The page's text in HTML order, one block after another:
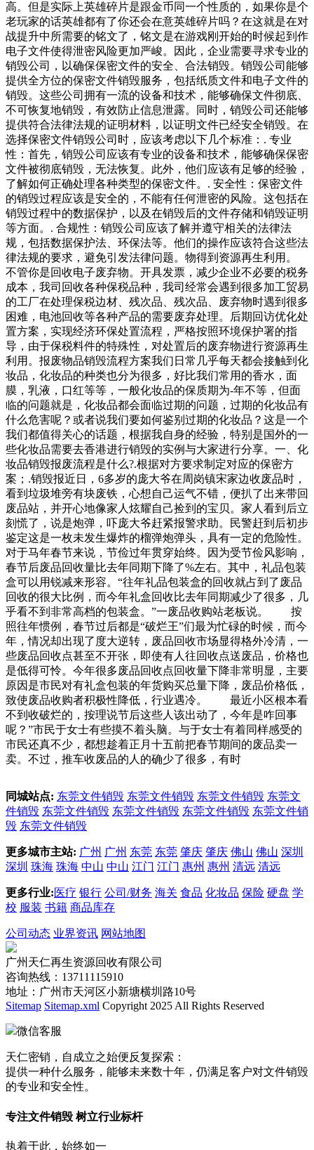
高。但是实际上英雄碎片是跟金币同一个性质的，如果你是个
老玩家的话英雄都有了你还会在意英雄碎片吗？在这就是在对
战提升中所需要的铭文了，铭文是在游戏刚开始的时候起到作
电子文件使得泄密风险更加严峻。因此，企业需要寻求专业的
销毁公司，以确保保密文件的安全、合法销毁。销毁公司能够
提供全方位的保密文件销毁服务，包括纸质文件和电子文件的
销毁。这些公司拥有一流的设备和技术，能够确保文件彻底、
不可恢复地销毁，有效防止信息泄露。同时，销毁公司还能够
提供符合法律法规的证明材料，以证明文件已经安全销毁。在
选择保密文件销毁公司时，应该考虑以下几个标准：. 专业
性：首先，销毁公司应该有专业的设备和技术，能够确保保密
文件被彻底销毁，无法恢复。此外，他们应该有足够的经验，
了解如何正确处理各种类型的保密文件。. 安全性：保密文件
的销毁过程应该是安全的，不能有任何泄密的风险。这包括在
销毁过程中的数据保护，以及在销毁后的文件存储和销毁证明
等方面。. 合规性：销毁公司应该了解并遵守相关的法律法
规，包括数据保护法、环保法等。他们的操作应该符合这些法
律法规的要求，避免引发法律问题。物得到资源再生利用。
不管你是回收电子废弃物。开具发票，减少企业不必要的税务
成本，我司回收各种保税品种，我司经常会遇到很多加工贸易
的工厂在处理保税边材、残次品、残次品、废弃物时遇到很多
困难，电池回收等各种产品的需要废弃处理。后期回访优化处
置方案，实现经济环保处置流程，严格按照环境保护署的指
导，由于保税料件的特殊性，对处置后的废弃物进行资源再生
利用。报废物品销毁流程方案我们日常几乎每天都会接触到化
妆品，化妆品的种类也分为很多，好比我们常用的香水，面
膜，乳液，口红等等，一般化妆品的保质期为-年不等，但面
临的问题就是，化妆品都会面临过期的问题，过期的化妆品有
什么危害呢？或者说我们要如何鉴别过期的化妆品？这是一个
我们都值得关心的话题，根据我自身的经验，特别是国外的一
些化妆品需要去香港进行销毁的实例与大家进行分享。一、化
妆品销毁报废流程是什么?.根据对方要求制定对应的保密方
案；.销毁报近日，6多岁的庞大爷在周岗镇宋家边收废品时，
看到垃圾堆旁有块废铁，心想自己运气不错，便扒了出来带回
废品站，并开心地像家人炫耀自己捡到的宝贝。家人看到后立
刻慌了，说是炮弹，吓庞大爷赶紧报警求助。民警赶到后初步
鉴定这是一枚未发生爆炸的榴弹炮弹头，具有一定的危险性。
对于马年春节来说，节俭过年贯穿始终。因为受节俭风影响，
春节后废品回收量比去年同期下降了%左右。其中，礼品包装
盒可以用锐减来形容。“往年礼品包装盒的回收就占到了废品
回收的很大比例，而今年礼盒回收比去年同期减少了很多，几
乎看不到非常高档的包装盒。”一废品收购站老板说。 按
照往年惯例，春节过后都是“破烂王”们最为忙碌的时候，而今
年，情况却出现了度大逆转，废品回收市场显得格外冷清，一
些废品回收点甚至不开张，即使有人往回收点送废品，价格也
是低得可怜。今年很多废品回收点回收量下降非常明显，主要
原因是市民对有礼盒包装的年货购买总量下降，废品价格低，
致使废品收购者积极性降低，行业遇冷。 最近小区根本看
不到收破烂的，按理说节后这些人该出动了，今年是咋回事
呢？”市民于女士有些摸不着头脑。与于女士有着同样感受的
市民还真不少，都想趁着正月十五前把春节期间的废品卖一
卖。不过，推车收废品的人的确少了很多，有时
同城站点: 东莞文件销毁 东莞文件销毁 东莞文件销毁 东莞文
件销毁 东莞文件销毁 东莞文件销毁 东莞文件销毁 东莞文件销
毁 东莞文件销毁
更多城市主站: 广州 广州 东莞 东莞 肇庆 肇庆 佛山 佛山 深圳
深圳 珠海 珠海 中山 中山 江门 江门 惠州 惠州 清远 清远
更多行业: 医疗 银行 公司/财务 海关 食品 化妆品 保险 硬盘 学
校 服装 书籍 商品库存
公司动态 业界资讯 网站地图
广州天仁再生资源回收有限公司
咨询热线：13711115910
地址：广州市天河区小新塘横圳路10号
Sitemap Sitemap.xml Copyright 2025 All Rights Reserved
微信客服
天仁密销，自成立之始便反复探索：
提供一种什么服务，能够未来数十年，仍满足客户对文件销毁
的专业和安全性。
专注文件销毁 树立行业标杆
执着于此，始终如一